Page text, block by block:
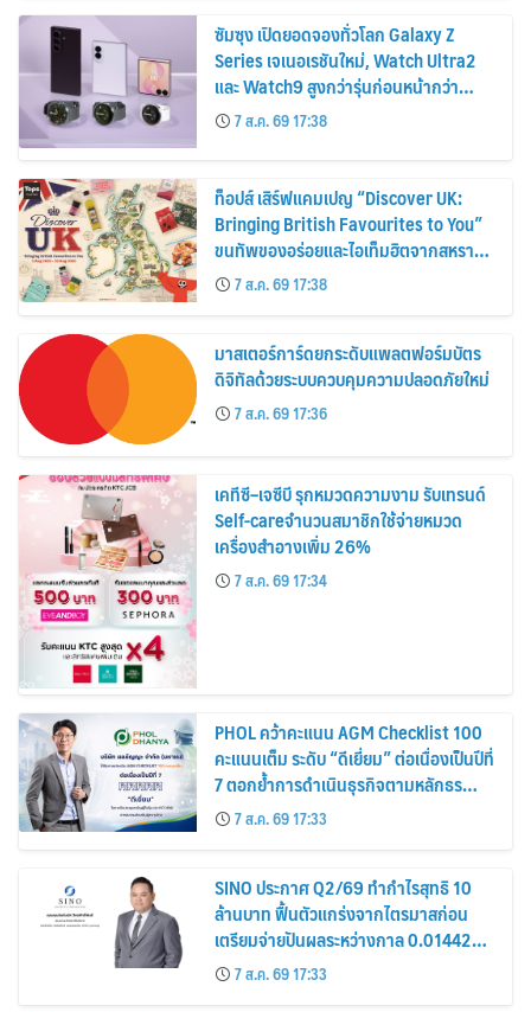
ซัมซุง เปิดยอดจองทั่วโลก Galaxy Z
Series เจเนอเรชันใหม่, Watch Ultra2
และ Watch9 สูงกว่ารุ่นก่อนหน้ากว่า
30%7 ส.ค. 69 17:38
ท็อปส์ เสิร์ฟแคมเปญ “Discover UK:
Bringing British Favourites to You”
ขนทัพของอร่อยและไอเท็มฮิตจากสหราช
อาณาจักร ส่งตรงถึงมือตั้งแต่วันนี้ – 18
สิงหาคมนี้
7 ส.ค. 69 17:38
มาสเตอร์การ์ดยกระดับแพลตฟอร์มบัตร
ดิจิทัลด้วยระบบควบคุมความปลอดภัยใหม่
7 ส.ค. 69 17:36
เคทีซี–เจซีบี รุกหมวดความงาม รับเทรนด์
Self-careจำนวนสมาชิกใช้จ่ายหมวด
เครื่องสำอางเพิ่ม 26%
7 ส.ค. 69 17:34
PHOL คว้าคะแนน AGM Checklist 100
คะแนนเต็ม ระดับ “ดีเยี่ยม” ต่อเนื่องเป็นปีที่
7 ตอกย้ำการดำเนินธุรกิจตามหลักธร
รมาภิบาล โปร่งใส สร้างความเชื่อมั่นผู้ถือ
หุ้น
7 ส.ค. 69 17:33
SINO ประกาศ Q2/69 ทำกำไรสุทธิ 10
ล้านบาท ฟื้นตัวแกร่งจากไตรมาสก่อน
เตรียมจ่ายปันผลระหว่างกาล 0.014423
บาทต่อหุ้น ครึ่งปีหลังมุ่งเติบโตต่อเนื่อง
7 ส.ค. 69 17:33